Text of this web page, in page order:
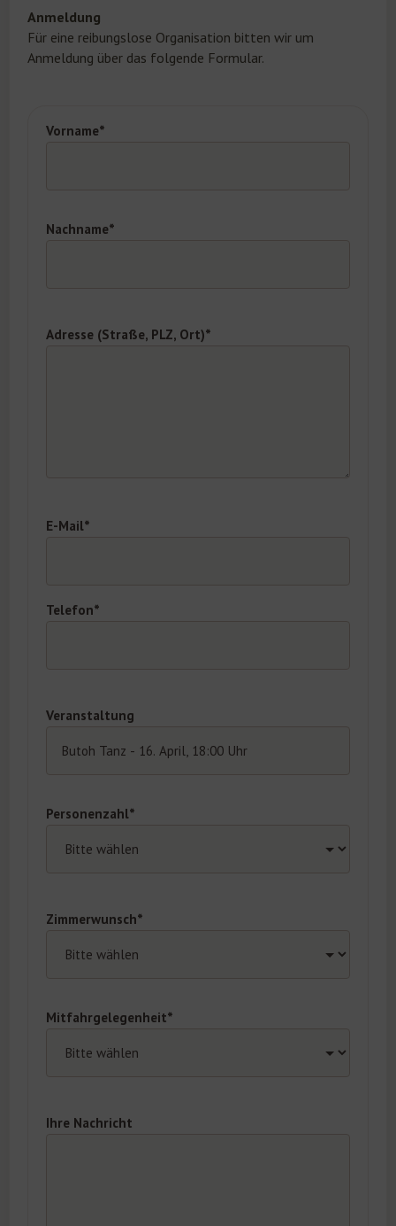
Anmeldung
Für eine reibungslose Organisation bitten wir um
Anmeldung über das folgende Formular.
Vorname*
Nachname*
Adresse (Straße, PLZ, Ort)*
E-Mail*
Telefon*
Veranstaltung
Personenzahl*
Zimmerwunsch*
Mitfahrgelegenheit*
Ihre Nachricht